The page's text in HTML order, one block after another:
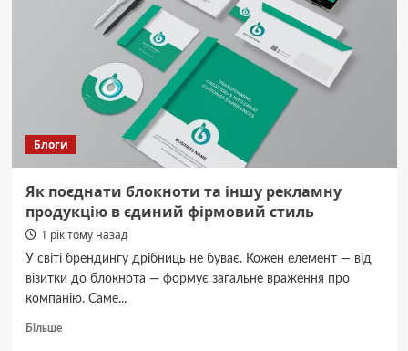
заборонити
будівництво
історичних
вілл
Блоги
Як поєднати блокноти та іншу рекламну
продукцію в єдиний фірмовий стиль
1 рік тому назад
У світі брендингу дрібниць не буває. Кожен елемент — від
візитки до блокнота — формує загальне враження про
компанію. Саме...
БільшеДокладніше